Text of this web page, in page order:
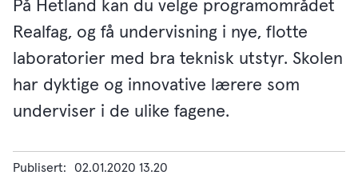
På Hetland kan du velge programområdet
Realfag, og få undervisning i nye, flotte
laboratorier med bra teknisk utstyr. Skolen
har dyktige og innovative lærere som
underviser i de ulike fagene.
Publisert 02.01.2020 13.20